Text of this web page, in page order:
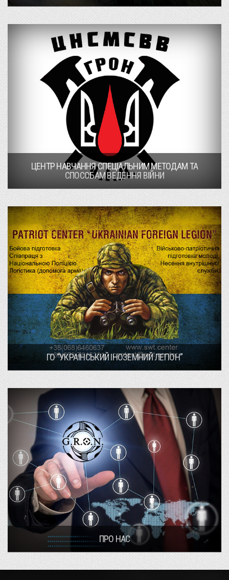
ЦЕНТР НАВЧАННЯ СПЕЦІАЛЬНИМ МЕТОДАМ ТА
СПОСОБАМ ВЕДЕННЯ ВІЙНИ
ГО “УКРАЇНСЬКИЙ ІНОЗЕМНИЙ ЛЕГІОН”
ПРО НАС